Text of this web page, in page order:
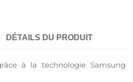
DÉTAILS DU PRODUIT
à la technologie Samsung